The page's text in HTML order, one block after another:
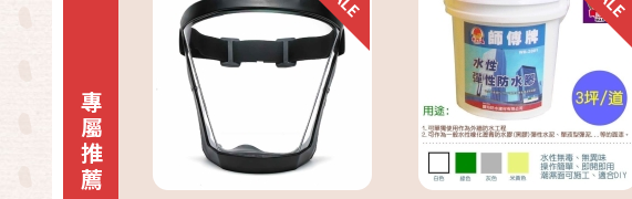
專屬推薦